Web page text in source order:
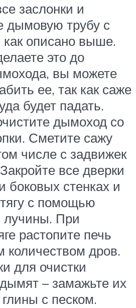
заслонки и
дымовую трубу с
описано выше.
это до
вы можете
ее, так как саже
будет падать.
дымоход со
Сметите сажу
числе с задвижек
все дверки
боковых стенках и
с помощью
лучины. При
растопите печь
дров.
для очистки
– замажьте их
с песком.